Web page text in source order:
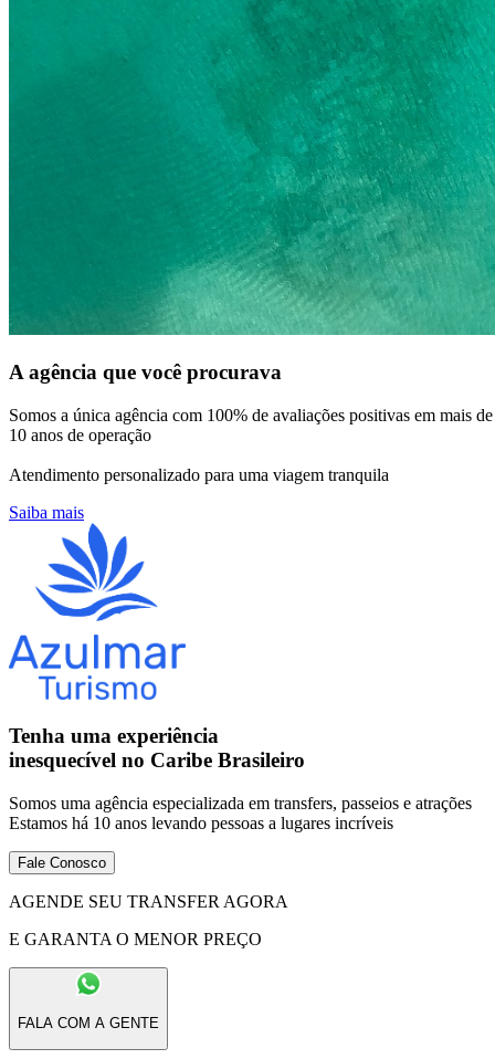
A agência que você procurava
Somos a única agência com 100% de avaliações positivas em mais de
10 anos de operação
Atendimento personalizado para uma viagem tranquila
Saiba mais
Tenha uma experiência
inesquecível no Caribe Brasileiro
Somos uma agência especializada em transfers, passeios e atrações
Estamos há 10 anos levando pessoas a lugares incríveis
Fale Conosco
AGENDE SEU TRANSFER AGORA
E GARANTA O MENOR PREÇO
FALA COM A GENTE